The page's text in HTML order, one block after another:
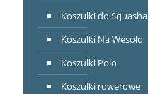
Koszulki do Squasha
Koszulki Na Wesoło
Koszulki Polo
Koszulki rowerowe